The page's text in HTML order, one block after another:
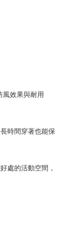
效果與耐用
時間穿著也能保
處的活動空間，